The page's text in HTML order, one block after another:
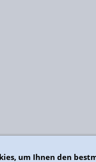
um Ihnen den